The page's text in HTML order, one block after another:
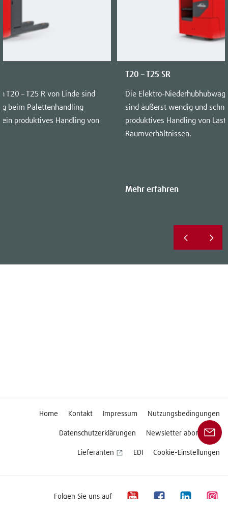
T20 – T25 R von Linde sind
beim Palettenhandling
produktives Handling von
T20 – T25 SR
Die Elektro-
sind äußerst wendig und
produktives Handling von
Raumverhältnissen.
Mehr erfahren
Home Kontakt Impressum Nutzungsbedingungen
Datenschutzerklärungen Newsletter abonnieren
Lieferanten EDI Cookie-Einstellungen
Folgen Sie uns auf